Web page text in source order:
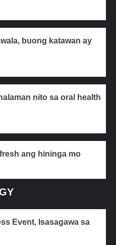
buong katawan ay
nito sa oral health
ang hininga mo
Event, Isasagawa sa